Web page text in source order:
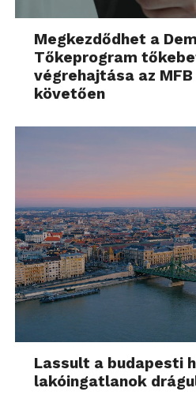
Megkezdődhet a
Tőkeprogram
végrehajtása az
követően
Lassult a budapesti
lakóingatlanok